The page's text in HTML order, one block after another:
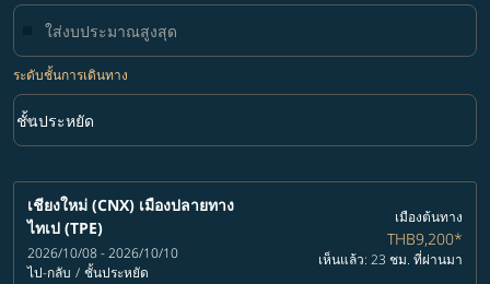
ระดับชั้นการเดินทาง
ระดับชั้นการเดินทาง option ชั้นประหยัด Selected
ชั้นประหยัด
keyboard_arrow_down
เชียงใหม่ (CNX) เมืองปลายทาง
ไทเป (TPE)
2026/10/08 - 2026/10/10
ไป-กลับ / ชั้นประหยัด
เมืองต้นทาง
THB9,200*
เห็นแล้ว: 23 ชม. ที่ผ่านมา